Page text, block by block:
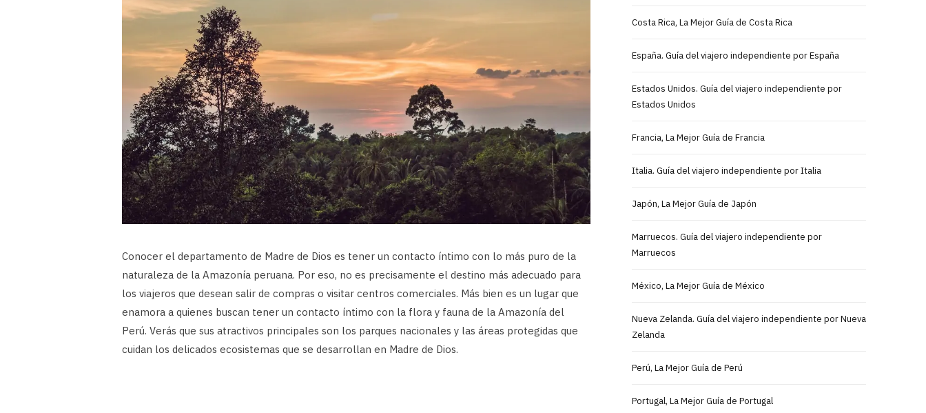
Conocer el departamento de Madre de Dios es tener un contacto íntimo con lo más puro de la
naturaleza de la Amazonía peruana. Por eso, no es precisamente el destino más adecuado para
los viajeros que desean salir de compras o visitar centros comerciales. Más bien es un lugar que
enamora a quienes buscan tener un contacto íntimo con la flora y fauna de la Amazonía del
Perú. Verás que sus atractivos principales son los parques nacionales y las áreas protegidas que
cuidan los delicados ecosistemas que se desarrollan en Madre de Dios.
Costa Rica, La Mejor Guía de Costa Rica
España. Guía del viajero independiente por España
Estados Unidos. Guía del viajero independiente por
Estados Unidos
Francia, La Mejor Guía de Francia
Italia. Guía del viajero independiente por Italia
Japón, La Mejor Guía de Japón
Marruecos. Guía del viajero independiente por
Marruecos
México, La Mejor Guía de México
Nueva Zelanda. Guía del viajero independiente por Nueva
Zelanda
Perú, La Mejor Guía de Perú
Portugal, La Mejor Guía de Portugal